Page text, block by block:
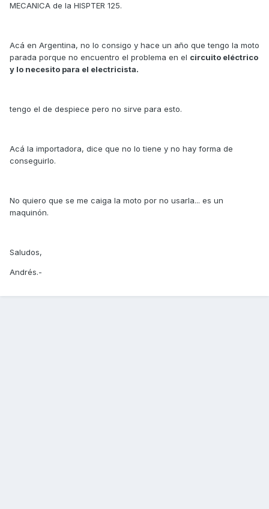
MECANICA de la HISPTER 125.
Acá en Argentina, no lo consigo y hace un año que tengo la moto
parada porque no encuentro el problema en el circuito eléctrico
y lo necesito para el electricista.
tengo el de despiece pero no sirve para esto.
Acá la importadora, dice que no lo tiene y no hay forma de
conseguirlo.
No quiero que se me caiga la moto por no usarla... es un
maquinón.
Saludos,
Andrés.-